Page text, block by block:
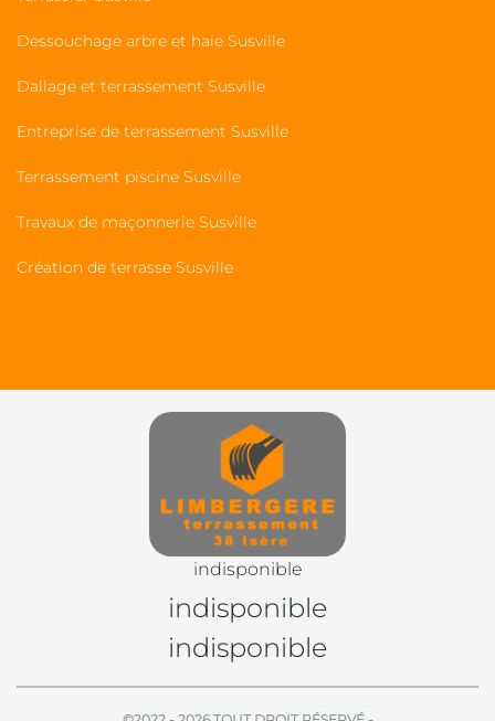
Dessouchage arbre et haie Susville
Dallage et terrassement Susville
Entreprise de terrassement Susville
Terrassement piscine Susville
Travaux de maçonnerie Susville
Création de terrasse Susville
indisponible
indisponible
indisponible